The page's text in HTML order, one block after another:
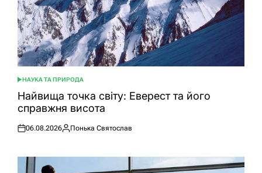
ОПУБЛІКУВАТИ
У
НАУКА ТА ПРИРОДА
Найвища точка світу: Еверест та його
справжня висота
Оприлюднено
06.08.2026
Опубліковано
Понька Святослав